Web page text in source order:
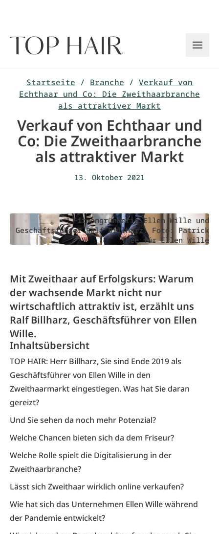
Startseite / Branche / Verkauf von
Echthaar und Co: Die Zweithaarbranche
als attraktiver Markt
Verkauf von Echthaar und
Co: Die Zweithaarbranche
als attraktiver Markt
13. Oktober 2021
Firmengründerin Ellen Wille und
Geschäftsführer Ralf Billharz. Foto: Patrick
Thee für Ellen Wille
Mit Zweithaar auf Erfolgskurs: Warum
der wachsende Markt nicht nur
wirtschaftlich attraktiv ist, erzählt uns
Ralf Billharz, Geschäftsführer von Ellen
Wille.
Inhaltsübersicht
TOP HAIR: Herr Billharz, Sie sind Ende 2019 als
Geschäftsführer von Ellen Wille in den
Zweithaarmarkt eingestiegen. Was hat Sie daran
gereizt?
Und Sie sehen da noch mehr Potenzial?
Welche Chancen bieten sich da dem Friseur?
Welche Rolle spielt die Digitalisierung in der
Zweithaarbranche?
Lässt sich Zweithaar wirklich online verkaufen?
Wie hat sich das Unternehmen Ellen Wille während
der Pandemie entwickelt?